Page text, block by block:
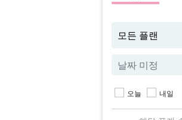
오늘 내일